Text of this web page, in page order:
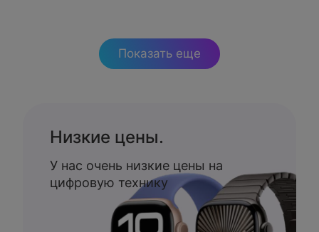
Показать еще
Низкие цены.
У нас очень низкие цены на
цифровую технику